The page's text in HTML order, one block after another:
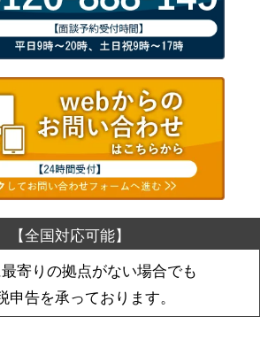
寄りの拠点がない場合でも
申告を承っております。